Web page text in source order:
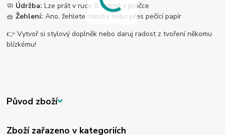
🧼 Údržba: Lze prát v ruce či šetrně v pračce
🧺Žehlení: Ano, žehlete naruby nebo přes pečící papír
👉 Vytvoř si stylový doplněk nebo daruj radost z tvoření někomu
blízkému!
Původ zboží
Zboží zařazeno v kategoriích